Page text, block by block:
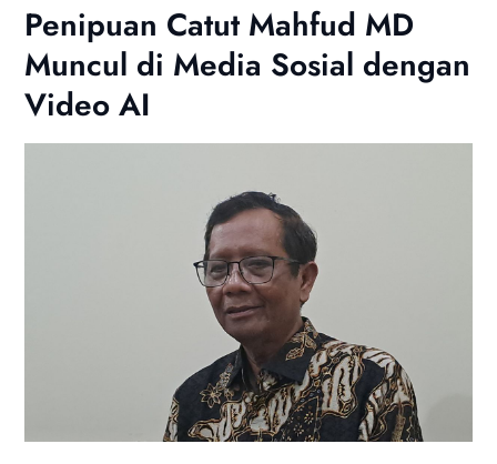
Penipuan Catut Mahfud MD
Muncul di Media Sosial dengan
Video AI